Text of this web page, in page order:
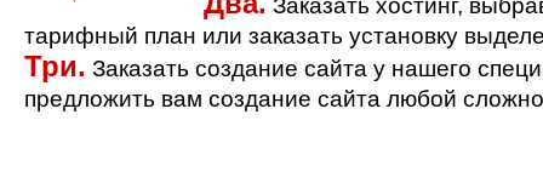
Заказать хостинг,
тарифный план или заказать установку
Три. Заказать создание сайта у нашего
предложить вам создание сайта любой